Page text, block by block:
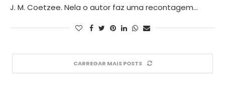
J. M. Coetzee. Nela o autor faz uma recontagem…
CARREGAR MAIS POSTS